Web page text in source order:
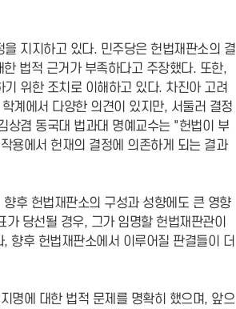
지지하고 있다. 민주당은 헌법재판소의 결
법적 근거가 부족하다고 주장했다. 또한,
위한 조치로 이해하고 있다. 차진아 고려
계에서 다양한 의견이 있지만, 서둘러 결정
상겸 동국대 법과대 명예교수는 "헌법이 부
용에서 헌재의 결정에 의존하게 되는 결과
후 헌법재판소의 구성과 성향에도 큰 영향
당선될 경우, 그가 임명할 헌법재판관이
향후 헌법재판소에서 이루어질 판결들이 더
명에 대한 법적 문제를 명확히 했으며, 앞으